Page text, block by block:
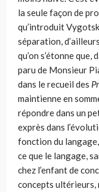
la seule façon de
qu’introduit
séparation,
qu’on s’éton­ne
paru de Monsieur
dans le recueil des
maintienne en
répondre dans un
exprès dans
fonction du langage,
ce que le langage,
chez l’enfant de
concepts ultérieurs,